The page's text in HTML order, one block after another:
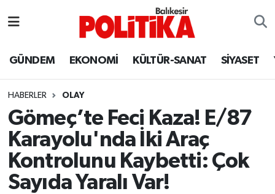
GÜNDEM EKONOMİ KÜLTÜR-SANAT SİYASET
HABERLER OLAY
Gömeç’te Feci Kaza! E/87
Karayolu'nda İki Araç
Kontrolunu Kaybetti: Çok
Sayıda Yaralı Var!
Ayvalık
Balya
Bandırma
Bigadiç
Balıkesir Hava Durumu
Balıkesir Namaz Vakitleri
Balıkesir Trafik Yoğunluk Haritası
Süper Lig Puan Durumu ve Fikstür